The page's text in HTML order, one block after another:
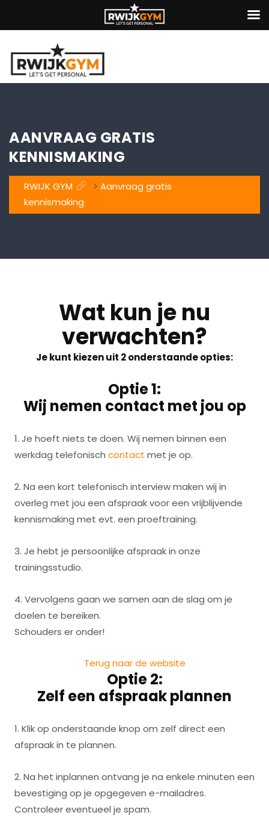
AANVRAAG GRATIS
KENNISMAKING
RWIJK GYM > Aanvraag gratis
kennismaking
Wat kun je nu
verwachten?
Je kunt kiezen uit 2 onderstaande opties:
Optie 1:
Wij nemen contact met jou op
1. Je hoeft niets te doen. Wij nemen binnen een
werkdag telefonisch contact met je op.
2. Na een kort telefonisch interview maken wij in
overleg met jou een afspraak voor een vrijblijvende
kennismaking met evt. een proeftraining.
3. Je hebt je persoonlijke afspraak in onze
trainingsstudio.
4. Vervolgens gaan we samen aan de slag om je
doelen te bereiken.
Schouders er onder!
Terug naar de website
Optie 2:
Zelf een afspraak plannen
1. Klik op onderstaande knop om zelf direct een
afspraak in te plannen.
2. Na het inplannen ontvang je na enkele minuten een
bevestiging op je opgegeven e-mailadres.
Controleer eventueel je spam.